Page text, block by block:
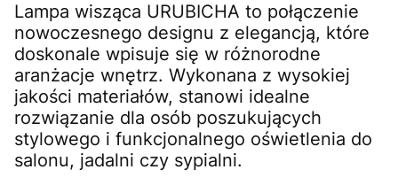
Lampa wisząca URUBICHA to połączenie
nowoczesnego designu z elegancją, które
doskonale wpisuje się w różnorodne
aranżacje wnętrz. Wykonana z wysokiej
jakości materiałów, stanowi idealne
rozwiązanie dla osób poszukujących
stylowego i funkcjonalnego oświetlenia do
salonu, jadalni czy sypialni.